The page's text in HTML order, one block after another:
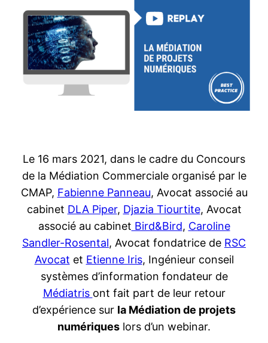
Le 16 mars 2021, dans le cadre du Concours
de la Médiation Commerciale organisé par le
CMAP, Fabienne Panneau, Avocat associé au
cabinet DLA Piper, Djazia Tiourtite, Avocat
associé au cabinet Bird&Bird, Caroline
Sandler-Rosental, Avocat fondatrice de RSC
Avocat et Etienne Iris, Ingénieur conseil
systèmes d’information fondateur de
Médiatris ont fait part de leur retour
d’expérience sur la Médiation de projets
numériques lors d’un webinar.